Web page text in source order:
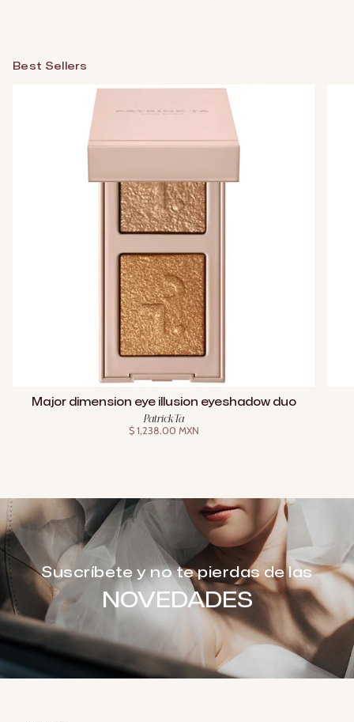
Best Sellers
Major dimension eye illusion eyeshadow duo
Patrick Ta
$ 1,238.00 MXN
Suscríbete y no te pierdas de las
NOVEDADES